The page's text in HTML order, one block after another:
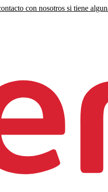
con nosotros si tiene